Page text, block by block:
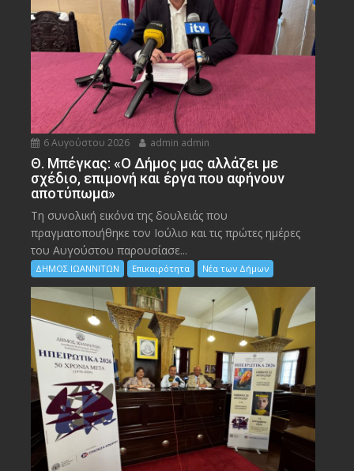
6 Αυγούστου 2026 admin admin
Θ. Μπέγκας: «Ο Δήμος μας αλλάζει με
σχέδιο, επιμονή και έργα που αφήνουν
αποτύπωμα»
Τη συνολική εικόνα της δουλειάς που
πραγματοποιήθηκε τον Ιούλιο και τις πρώτες ημέρες
του Αυγούστου παρουσίασε...
ΔΗΜΟΣ ΙΩΑΝΝΙΤΩΝ Επικαιρότητα Νέα των Δήμων